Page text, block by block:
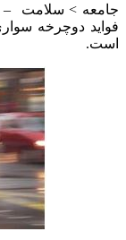
جامعه > سلامت –
فواید دوچرخه
است.